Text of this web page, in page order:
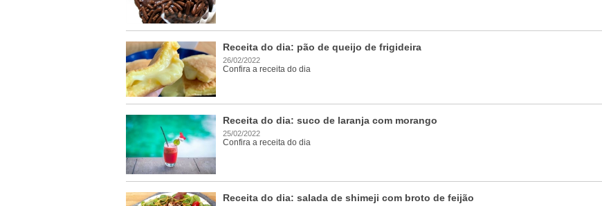
Receita do dia: pão de queijo de frigideira
26/02/2022
Confira a receita do dia
Receita do dia: suco de laranja com morango
25/02/2022
Confira a receita do dia
Receita do dia: salada de shimeji com broto de feijão